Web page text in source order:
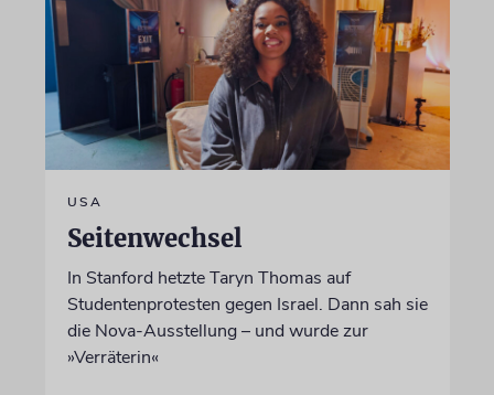
USA
Seitenwechsel
In Stanford hetzte Taryn Thomas auf
Studentenprotesten gegen Israel. Dann sah sie
die Nova-Ausstellung – und wurde zur
»Verräterin«